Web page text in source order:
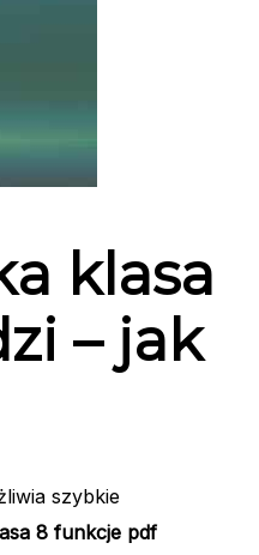
klasa
– jak
szybkie
8 funkcje pdf